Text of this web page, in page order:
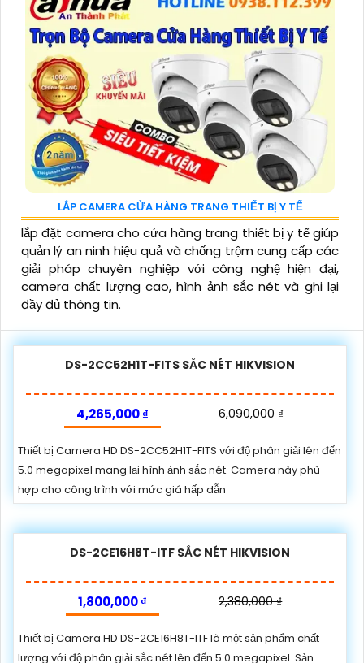
LẮP CAMERA CỬA HÀNG TRANG THIẾT BỊ Y TẾ
lắp đặt camera cho cửa hàng trang thiết bị y tế giúp
quản lý an ninh hiệu quả và chống trộm cung cấp các
giải pháp chuyên nghiệp với công nghệ hiện đại,
camera chất lượng cao, hình ảnh sắc nét và ghi lại
đầy đủ thông tin.
DS-2CC52H1T-FITS SẮC NÉT HIKVISION
4,265,000 ₫ 6,090,000 ₫
Thiết bị Camera HD DS-2CC52H1T-FITS với độ phân giải lên đến
5.0 megapixel mang lại hình ảnh sắc nét. Camera này phù
hợp cho công trình với mức giá hấp dẫn
DS-2CE16H8T-ITF SẮC NÉT HIKVISION
1,800,000 ₫ 2,380,000 ₫
Thiết bị Camera HD DS-2CE16H8T-ITF là một sản phẩm chất
lượng với độ phân giải sắc nét lên đến 5.0 megapixel. Sản